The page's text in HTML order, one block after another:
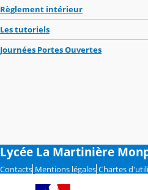
Règlement intérieur
Les tutoriels
Journées Portes Ouvertes
Lycée La Martinière
Contacts Mentions légales Chartes